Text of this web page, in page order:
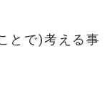
とで)考える事